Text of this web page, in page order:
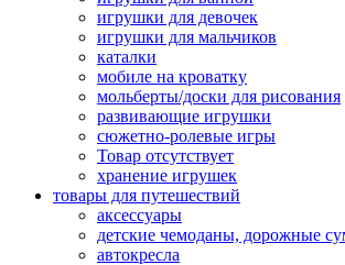
игрушки для девочек
игрушки для мальчиков
каталки
мобиле на кроватку
мольберты/доски для рисования
развивающие игрушки
сюжетно-ролевые игры
Товар отсутствует
хранение игрушек
товары для путешествий
аксессуары
детские чемоданы, дорожные
автокресла